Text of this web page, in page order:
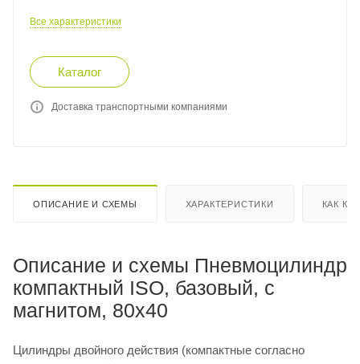
Все характеристики
Каталог
Доставка транспортными компаниями
ОПИСАНИЕ И СХЕМЫ ХАРАКТЕРИСТИКИ КАК
Описание и схемы Пневмоцилиндр
компактный ISO, базовый, c
магнитом, 80x40
Цилиндры двойного действия (компактные согласно